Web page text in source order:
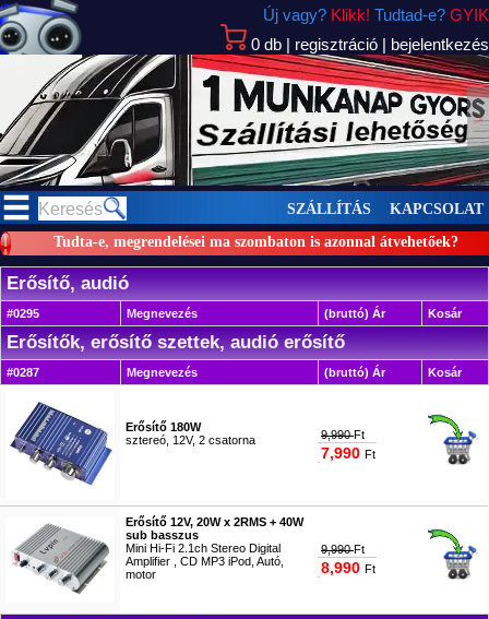
0 db | regisztráció | bejelentkezés
Új vagy? Klikk! Tudtad-e? GYIK
>
Tudta-e, megrendelései ma szombaton is azonnal átvehetőek?
SZÁLLÍTÁS KAPCSOLAT
Erősítő, audió
#0295 Megnevezés (bruttó) Ár Kosár
Erősítők, erősítő szettek, audió erősítő
#0287 Megnevezés (bruttó) Ár Kosár
Erősítő 180W
sztereó, 12V, 2 csatorna
9,990Ft
7,990 Ft
Erősítő 12V, 20W x 2RMS + 40W
sub basszus
Mini Hi-Fi 2.1ch Stereo Digital
Amplifier , CD MP3 iPod, Autó,
motor
9,990Ft
8,990 Ft